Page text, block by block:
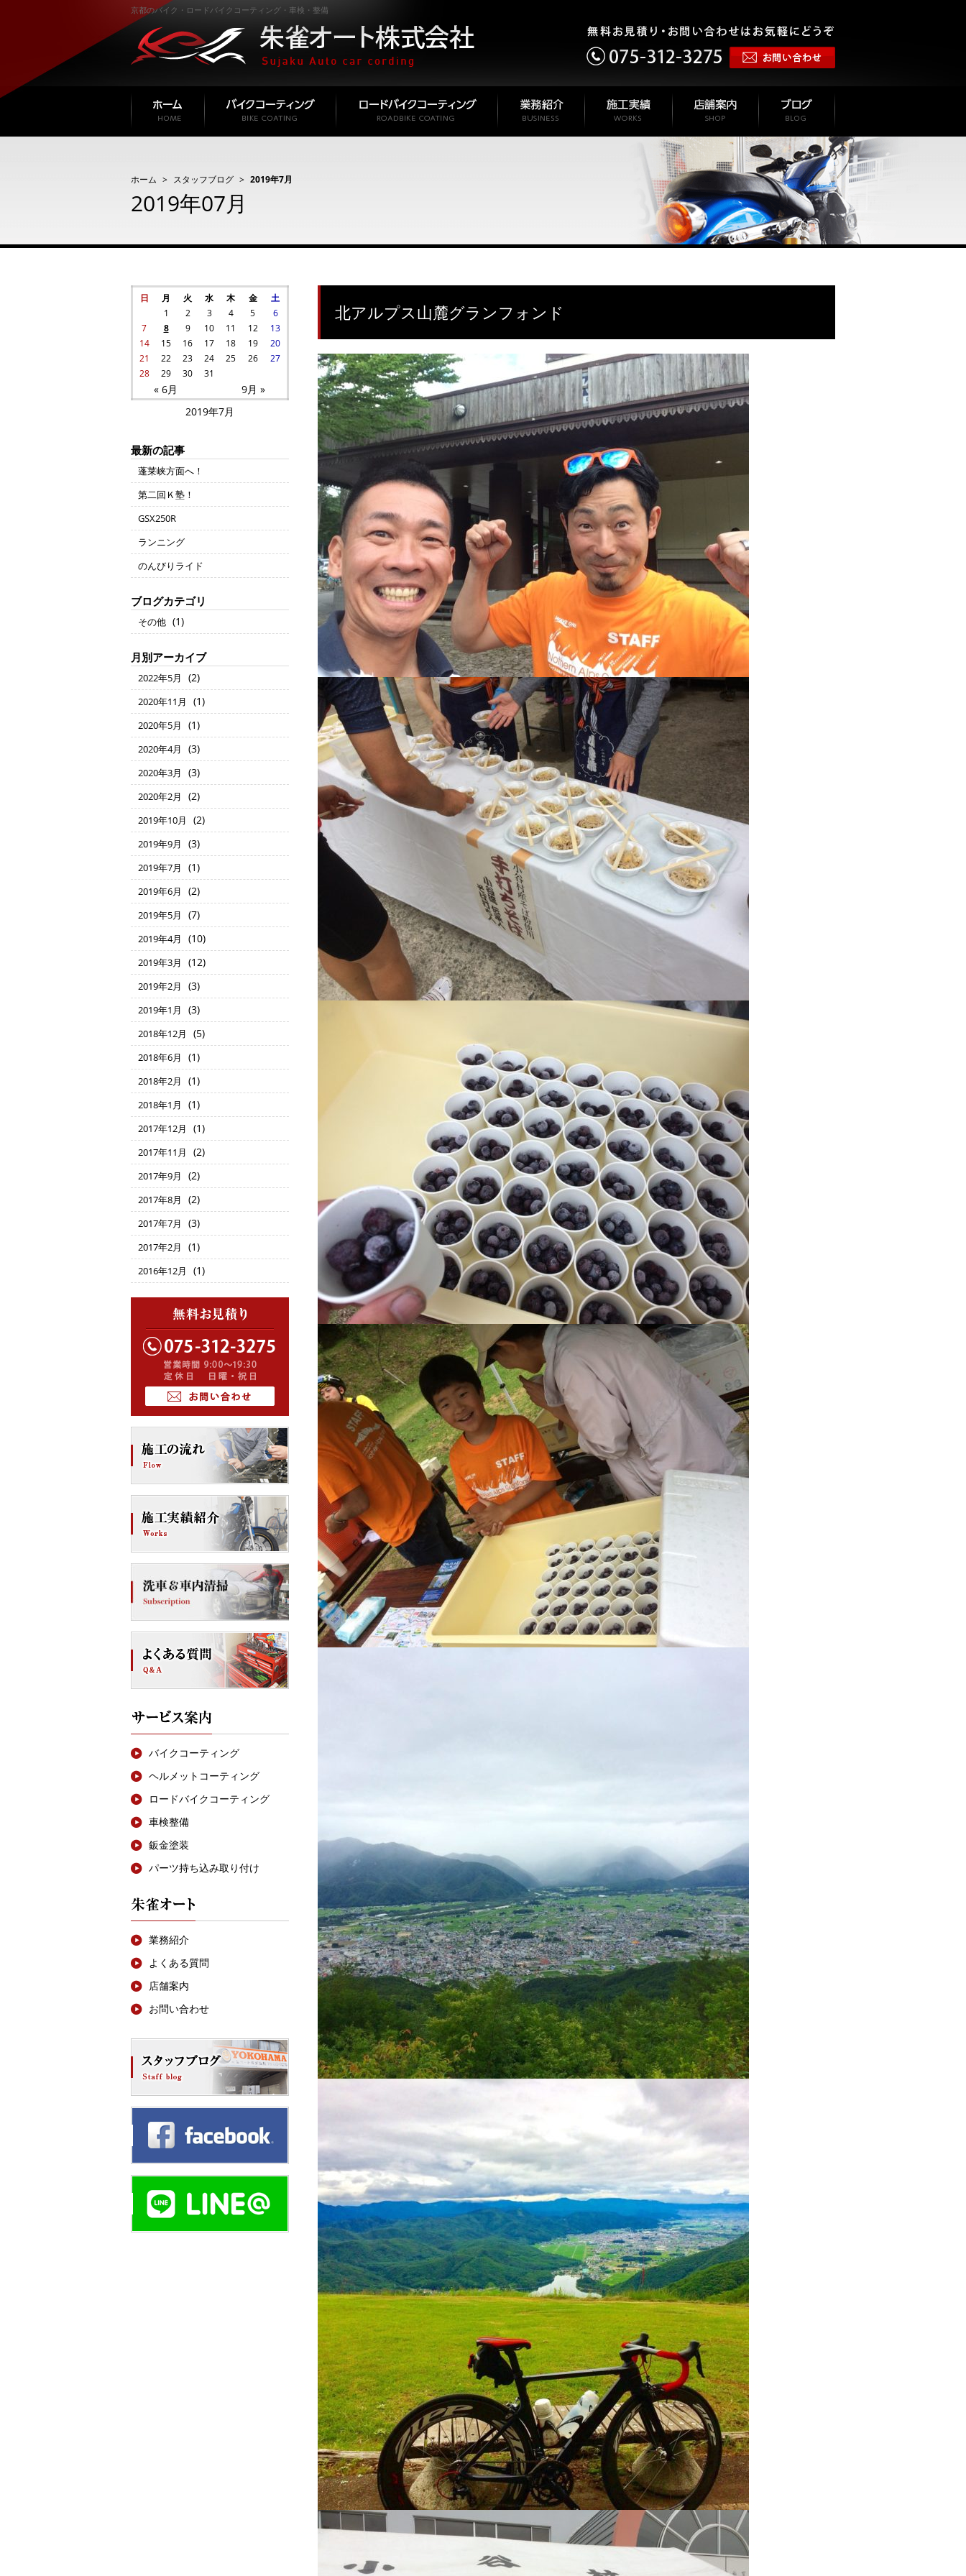
京都のバイク・ロードバイクコーティング・車検・整備
ホーム スタッフブログ 2019年7月
2019年07月
北アルプス山麓グランフォンド
2019年7月
日 月 火 水 木 金 土
« 6月 9月 »
1 2 3 4 5
6
7
8 9 10 11 12
13
14
15 16 17 18 19
20
21
22 23 24 25 26
27
28
29 30 31
最新の記事
蓬莱峡方面へ！
第二回Ｋ塾！
GSX250R
ランニング
のんびりライド
ブログカテゴリ
その他 (1)
月別アーカイブ
2022年5月 (2)
2020年11月 (1)
2020年5月 (1)
2020年4月 (3)
2020年3月 (3)
2020年2月 (2)
2019年10月 (2)
2019年9月 (3)
2019年7月 (1)
2019年6月 (2)
2019年5月 (7)
2019年4月 (10)
2019年3月 (12)
2019年2月 (3)
2019年1月 (3)
2018年12月 (5)
2018年6月 (1)
2018年2月 (1)
2018年1月 (1)
2017年12月 (1)
2017年11月 (2)
2017年9月 (2)
2017年8月 (2)
2017年7月 (3)
2017年2月 (1)
2016年12月 (1)
バイクコーティング
ヘルメットコーティング
ロードバイクコーティング
車検整備
鈑金塗装
パーツ持ち込み取り付け
業務紹介
よくある質問
店舗案内
お問い合わせ